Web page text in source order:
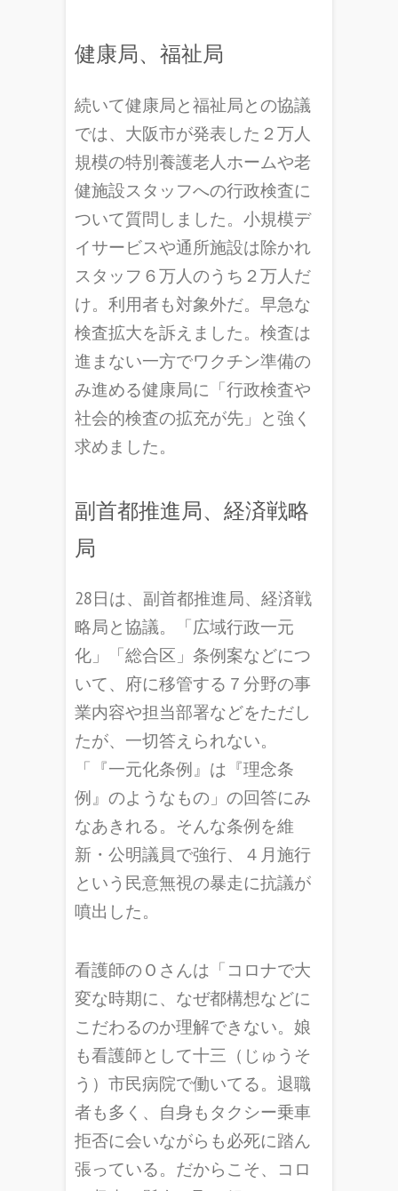
健康局、福祉局
続いて健康局と福祉局との協議
では、大阪市が発表した２万人
規模の特別養護老人ホームや老
健施設スタッフへの行政検査に
ついて質問しました。小規模デ
イサービスや通所施設は除かれ
スタッフ６万人のうち２万人だ
け。利用者も対象外だ。早急な
検査拡大を訴えました。検査は
進まない一方でワクチン準備の
み進める健康局に「行政検査や
社会的検査の拡充が先」と強く
求めました。
副首都推進局、経済戦略
局
28日は、副首都推進局、経済戦
略局と協議。「広域行政一元
化」「総合区」条例案などにつ
いて、府に移管する７分野の事
業内容や担当部署などをただし
たが、一切答えられない。
「『一元化条例』は『理念条
例』のようなもの」の回答にみ
なあきれる。そんな条例を維
新・公明議員で強行、４月施行
という民意無視の暴走に抗議が
噴出した。
看護師のＯさんは「コロナで大
変な時期に、なぜ都構想などに
こだわるのか理解できない。娘
も看護師として十三（じゅうそ
う）市民病院で働いてる。退職
者も多く、自身もタクシー乗車
拒否に会いながらも必死に踏ん
張っている。だからこそ、コロ